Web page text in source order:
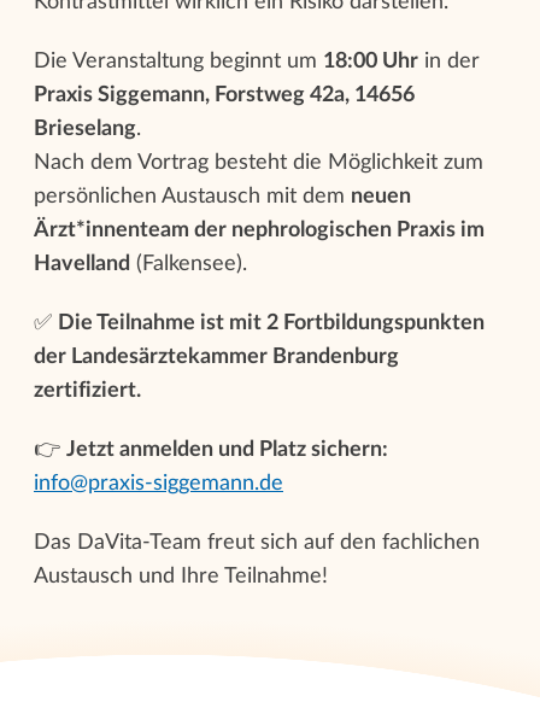
Die Veranstaltung beginnt um 18:00 Uhr in der
Praxis Siggemann, Forstweg 42a, 14656
Brieselang.
Nach dem Vortrag besteht die Möglichkeit zum
persönlichen Austausch mit dem neuen
Ärzt*innenteam der nephrologischen Praxis im
Havelland (Falkensee).
✅ Die Teilnahme ist mit 2 Fortbildungspunkten
der Landesärztekammer Brandenburg
zertifiziert.
👉 Jetzt anmelden und Platz sichern:
info@praxis-siggemann.de
Das DaVita-Team freut sich auf den fachlichen
Austausch und Ihre Teilnahme!